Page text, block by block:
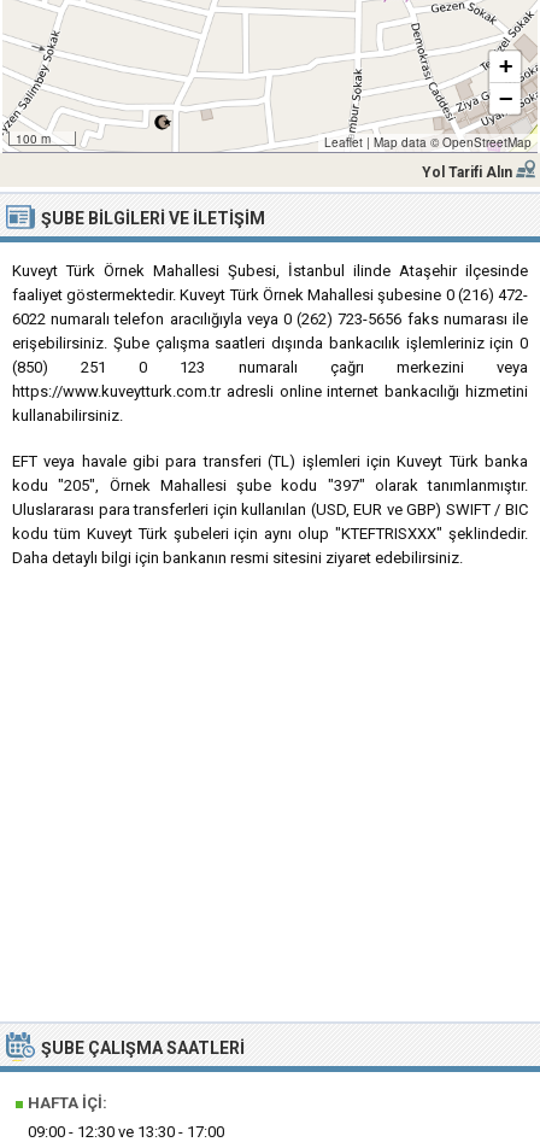
100 m
+
−
Leaflet | Map data © OpenStreetMap
Yol Tarifi Alın
ŞUBE BILGILERI VE İLETIŞIM
Kuveyt Türk Örnek Mahallesi Şubesi, İstanbul ilinde Ataşehir ilçesinde
faaliyet göstermektedir. Kuveyt Türk Örnek Mahallesi şubesine 0 (216) 472-
6022 numaralı telefon aracılığıyla veya 0 (262) 723-5656 faks numarası ile
erişebilirsiniz. Şube çalışma saatleri dışında bankacılık işlemleriniz için 0
(850) 251 0 123 numaralı çağrı merkezini veya
https://www.kuveytturk.com.tr adresli online internet bankacılığı hizmetini
kullanabilirsiniz.
EFT veya havale gibi para transferi (TL) işlemleri için Kuveyt Türk banka
kodu "205", Örnek Mahallesi şube kodu "397" olarak tanımlanmıştır.
Uluslararası para transferleri için kullanılan (USD, EUR ve GBP) SWIFT / BIC
kodu tüm Kuveyt Türk şubeleri için aynı olup "KTEFTRISXXX" şeklindedir.
Daha detaylı bilgi için bankanın resmi sitesini ziyaret edebilirsiniz.
ŞUBE ÇALIŞMA SAATLERI
■ HAFTA İÇI:
09:00 - 12:30 ve 13:30 - 17:00